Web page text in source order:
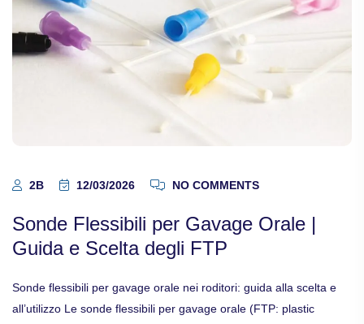
2B 12/03/2026 NO COMMENTS
Sonde Flessibili per Gavage Orale |
Guida e Scelta degli FTP
Sonde flessibili per gavage orale nei roditori: guida alla scelta e
all’utilizzo Le sonde flessibili per gavage orale (FTP: plastic